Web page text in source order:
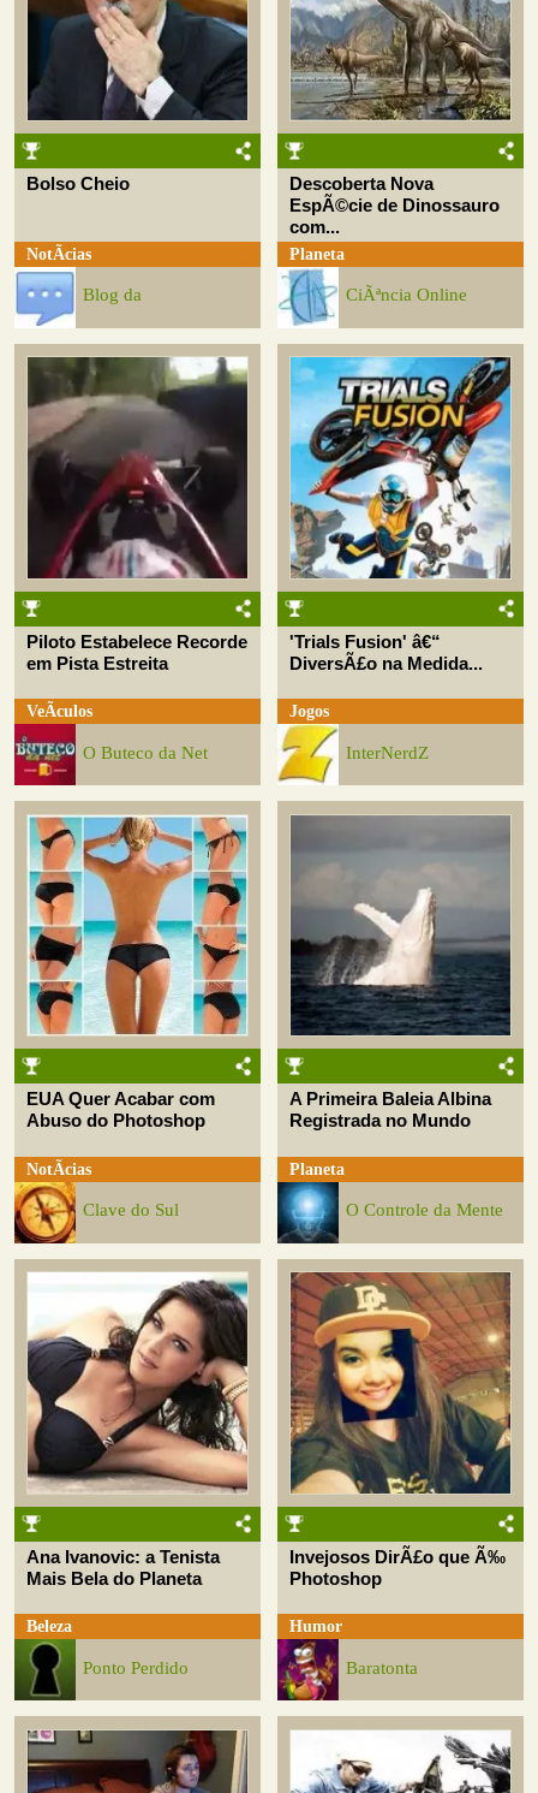
Bolso Cheio
NotÃ­cias
Blog da
Descoberta Nova
EspÃ©cie de Dinossauro
com...
Planeta
CiÃªncia Online
Piloto Estabelece Recorde
em Pista Estreita
VeÃ­culos
O Buteco da Net
'Trials Fusion' â€“
DiversÃ£o na Medida...
Jogos
InterNerdZ
EUA Quer Acabar com
Abuso do Photoshop
NotÃ­cias
Clave do Sul
A Primeira Baleia Albina
Registrada no Mundo
Planeta
O Controle da Mente
Ana Ivanovic: a Tenista
Mais Bela do Planeta
Beleza
Ponto Perdido
Invejosos DirÃ£o que Ã‰
Photoshop
Humor
Baratonta